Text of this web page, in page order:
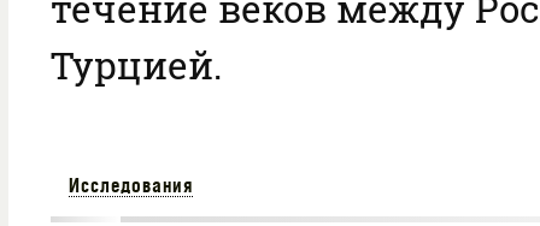
Турцией.
Исследования